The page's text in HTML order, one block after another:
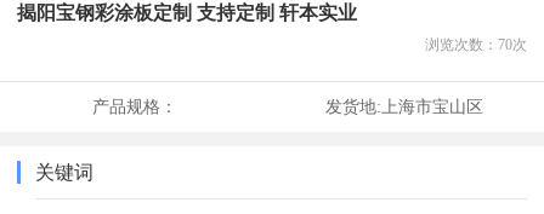
揭阳宝钢彩涂板定制 支持定制 轩本实业
浏览次数： 70次
产品规格： 发货地:上海市宝山区
关键词